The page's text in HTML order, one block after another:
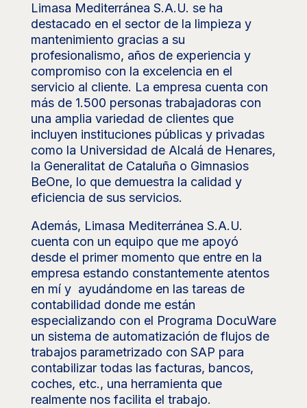
Limasa Mediterránea S.A.U. se ha
destacado en el sector de la limpieza y
mantenimiento gracias a su
profesionalismo, años de experiencia y
compromiso con la excelencia en el
servicio al cliente. La empresa cuenta con
más de 1.500 personas trabajadoras con
una amplia variedad de clientes que
incluyen instituciones públicas y privadas
como la Universidad de Alcalá de Henares,
la Generalitat de Cataluña o Gimnasios
BeOne, lo que demuestra la calidad y
eficiencia de sus servicios.
Además, Limasa Mediterránea S.A.U.
cuenta con un equipo que me apoyó
desde el primer momento que entre en la
empresa estando constantemente atentos
en mí y ayudándome en las tareas de
contabilidad donde me están
especializando con el Programa DocuWare
un sistema de automatización de flujos de
trabajos parametrizado con SAP para
contabilizar todas las facturas, bancos,
coches, etc., una herramienta que
realmente nos facilita el trabajo.